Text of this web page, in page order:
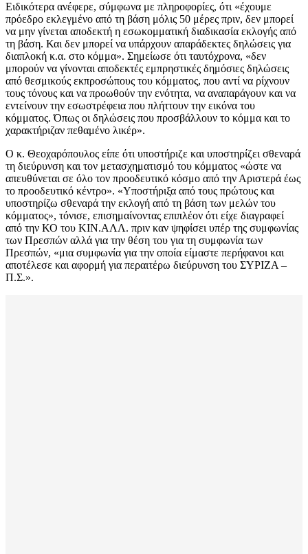
Ειδικότερα ανέφερε, σύμφωνα με πληροφορίες, ότι «έχουμε
πρόεδρο εκλεγμένο από τη βάση μόλις 50 μέρες πριν, δεν μπορεί
να μην γίνεται αποδεκτή η εσωκομματική διαδικασία εκλογής από
τη βάση. Και δεν μπορεί να υπάρχουν απαράδεκτες δηλώσεις για
διαπλοκή κ.α. στο κόμμα». Σημείωσε ότι ταυτόχρονα, «δεν
μπορούν να γίνονται αποδεκτές εμπρηστικές δημόσιες δηλώσεις
από θεσμικούς εκπροσώπους του κόμματος, που αντί να ρίχνουν
τους τόνους και να προωθούν την ενότητα, να αναπαράγουν και να
εντείνουν την εσωστρέφεια που πλήττουν την εικόνα του
κόμματος. Όπως οι δηλώσεις που προσβάλλουν το κόμμα και το
χαρακτήριζαν πεθαμένο λικέρ».
Ο κ. Θεοχαρόπουλος είπε ότι υποστήριζε και υποστηρίζει σθεναρά
τη διεύρυνση και τον μετασχηματισμό του κόμματος «ώστε να
απευθύνεται σε όλο τον προοδευτικό κόσμο από την Αριστερά έως
το προοδευτικό κέντρο». «Υποστήριξα από τους πρώτους και
υποστηρίζω σθεναρά την εκλογή από τη βάση των μελών του
κόμματος», τόνισε, επισημαίνοντας επιπλέον ότι είχε διαγραφεί
από την ΚΟ του ΚΙΝ.ΑΛΛ. πριν καν ψηφίσει υπέρ της συμφωνίας
των Πρεσπών αλλά για την θέση του για τη συμφωνία των
Πρεσπών, «μια συμφωνία για την οποία είμαστε περήφανοι και
αποτέλεσε και αφορμή για περαιτέρω διεύρυνση του ΣΥΡΙΖΑ –
Π.Σ.».